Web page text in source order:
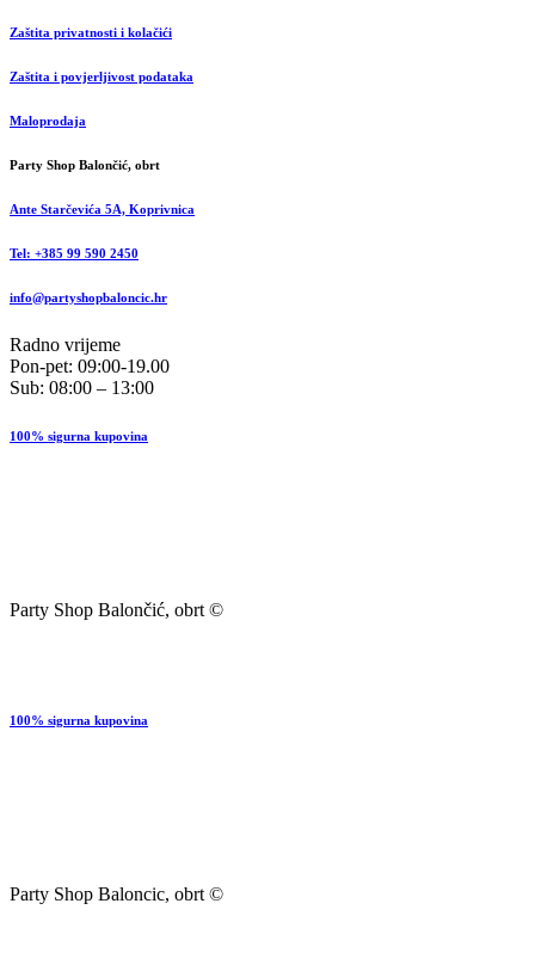
Zaštita privatnosti i kolačići
Zaštita i povjerljivost podataka
Maloprodaja
Party Shop Balončić, obrt
Ante Starčevića 5A, Koprivnica
Tel: +385 99 590 2450
info@partyshopbaloncic.hr
Radno vrijeme
Pon-pet: 09:00-19.00
Sub: 08:00 – 13:00
100% sigurna kupovina
Party Shop Balončić, obrt ©
100% sigurna kupovina
Party Shop Baloncic, obrt ©